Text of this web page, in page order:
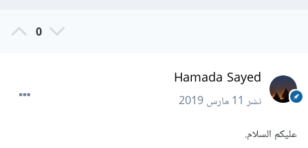
0
Hamada Sayed
نشر11 مارس 2019
عليكم السلام.